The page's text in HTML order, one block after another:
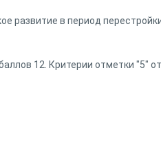
развитие в период
12. Критерии отметки "5"